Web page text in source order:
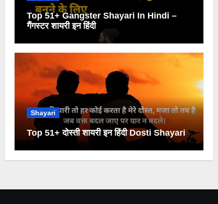
Top 51+ Gangster Shayari In Hindi –
गैंगस्टर शायरी इन हिंदी
Shayari
Top 51+ दोस्ती शायरी इन हिंदी Dosti Shayari